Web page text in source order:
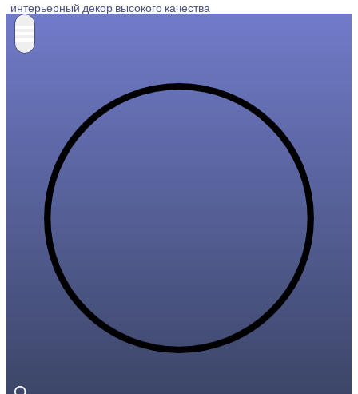
интерьерный декор высокого качества